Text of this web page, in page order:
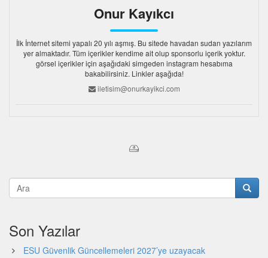
Onur Kayıkcı
İlk İnternet sitemi yapalı 20 yılı aşmış. Bu sitede havadan sudan yazılarım
yer almaktadır. Tüm içerikler kendime ait olup sponsorlu içerik yoktur.
görsel içerikler için aşağıdaki simgeden instagram hesabıma
bakabilirsiniz. Linkler aşağıda!
iletisim@onurkayikci.com
Son Yazılar
ESU Güvenlik Güncellemeleri 2027’ye uzayacak